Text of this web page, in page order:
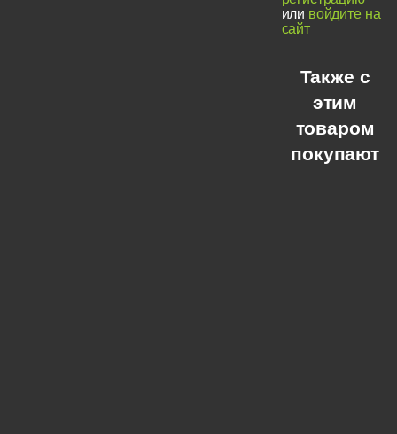
или войдите на
сайт
Также с
этим
товаром
покупают